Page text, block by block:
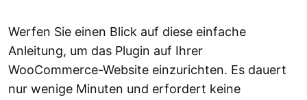
Werfen Sie einen Blick auf diese einfache
Anleitung, um das Plugin auf Ihrer
WooCommerce-Website einzurichten. Es dauert
nur wenige Minuten und erfordert keine